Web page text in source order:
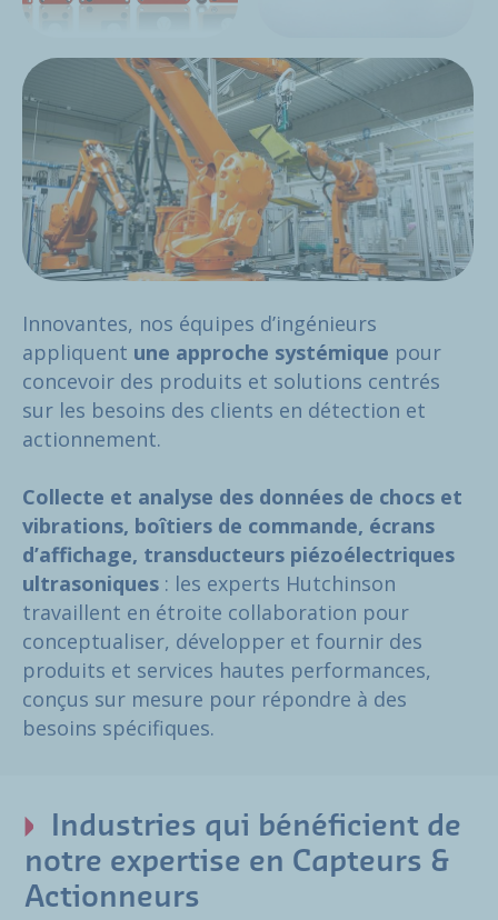
Innovantes, nos équipes d’ingénieurs
appliquent une approche systémique pour
concevoir des produits et solutions centrés
sur les besoins des clients en détection et
actionnement.
Collecte et analyse des données de chocs et
vibrations, boîtiers de commande, écrans
d’affichage, transducteurs piézoélectriques
ultrasoniques : les experts Hutchinson
travaillent en étroite collaboration pour
conceptualiser, développer et fournir des
produits et services hautes performances,
conçus sur mesure pour répondre à des
besoins spécifiques.
Industries qui bénéficient de
notre expertise en Capteurs &
Actionneurs